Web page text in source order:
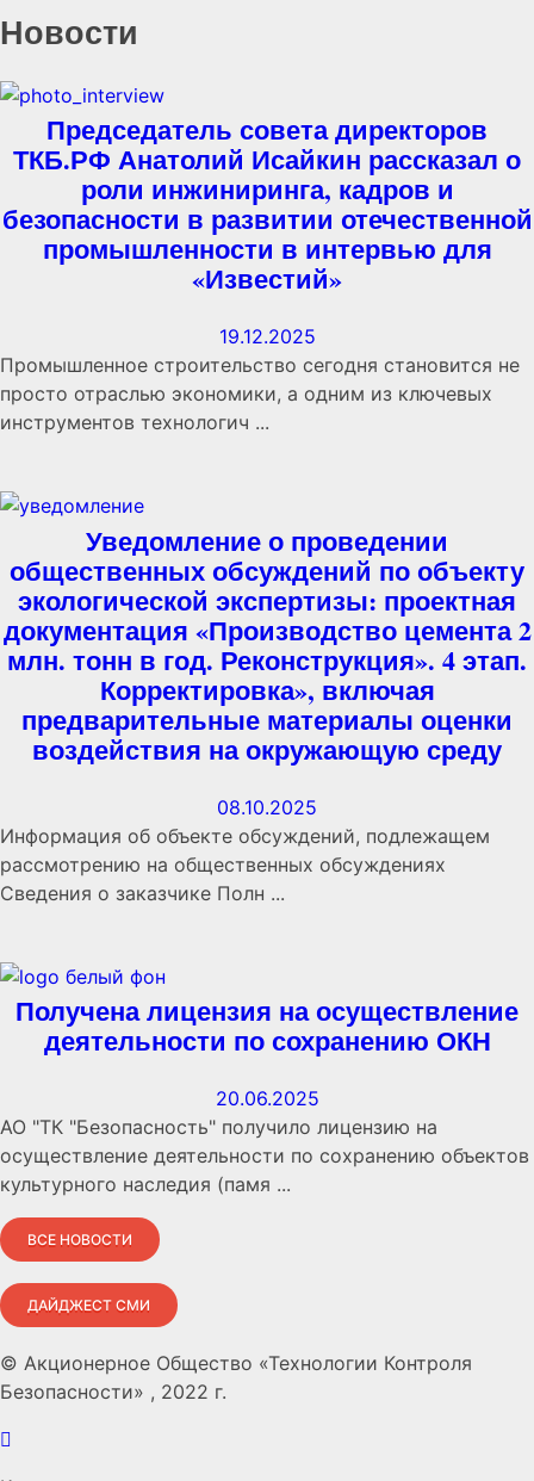
Новости
Председатель совета директоров
ТКБ.РФ Анатолий Исайкин рассказал о
роли инжиниринга, кадров и
безопасности в развитии отечественной
промышленности в интервью для
«Известий»
19.12.2025
Промышленное строительство сегодня становится не
просто отраслью экономики, а одним из ключевых
инструментов технологич ...
Уведомление о проведении
общественных обсуждений по объекту
экологической экспертизы: проектная
документация «Производство цемента 2
млн. тонн в год. Реконструкция». 4 этап.
Корректировка», включая
предварительные материалы оценки
воздействия на окружающую среду
08.10.2025
Информация об объекте обсуждений, подлежащем
рассмотрению на общественных обсуждениях
Сведения о заказчике Полн ...
Получена лицензия на осуществление
деятельности по сохранению ОКН
20.06.2025
АО "ТК "Безопасность" получило лицензию на
осуществление деятельности по сохранению объектов
культурного наследия (памя ...
ВСЕ НОВОСТИ
ДАЙДЖЕСТ СМИ
© Акционерное Общество «Технологии Контроля
Безопасности» , 2022 г.